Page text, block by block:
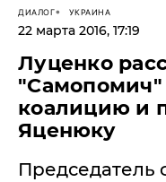
ДИАЛОГ УКРАИНА
22 марта 2016, 17:19
Луценко
"Самопомич"
коалицию и
Яценюку
Председатель